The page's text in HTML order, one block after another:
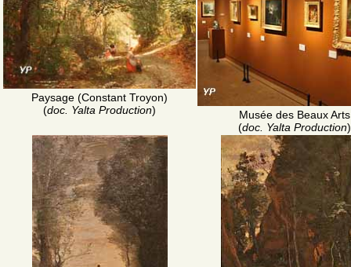
Paysage (Constant Troyon)
(doc. Yalta Production)
Musée des Beaux Arts
(doc. Yalta Production)